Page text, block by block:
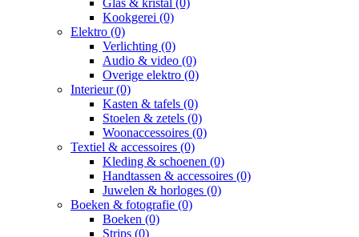
Glas & kristal (0)
Kookgerei (0)
Elektro (0)
Verlichting (0)
Audio & video (0)
Overige elektro (0)
Interieur (0)
Kasten & tafels (0)
Stoelen & zetels (0)
Woonaccessoires (0)
Textiel & accessoires (0)
Kleding & schoenen (0)
Handtassen & accessoires (0)
Juwelen & horloges (0)
Boeken & fotografie (0)
Boeken (0)
Strips (0)